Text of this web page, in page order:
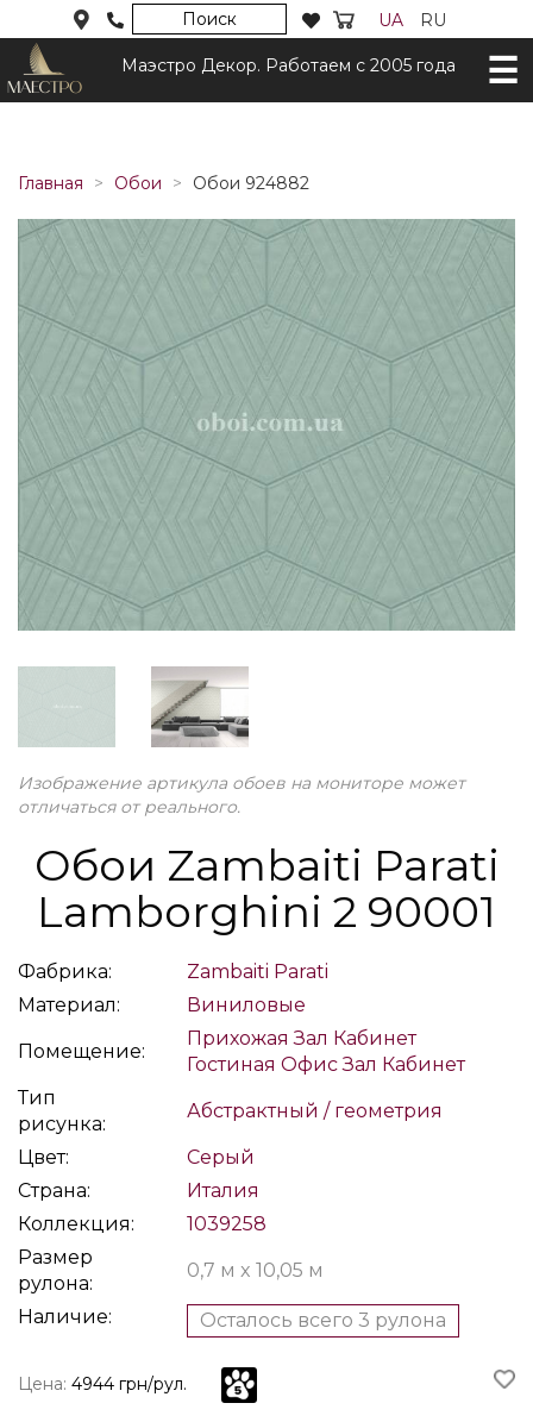
Поиск UA RU
Маэстро Декор. Работаем с 2005 года
Главная Обои Обои 924882
Изображение артикула обоев на мониторе может
отличаться от реального.
Обои Zambaiti Parati
Lamborghini 2 90001
Фабрика:
Zambaiti Parati
Материал:
Виниловые
Помещение:
Прихожая Зал Кабинет
Гостиная Офис Зал Кабинет
Тип
рисунка:
Абстрактный / геометрия
Цвет:
Серый
Страна:
Италия
Коллекция:
1039258
Размер
рулона:
0,7 м x 10,05 м
Наличие: Осталось всего 3 рулона
Цена: 4944 грн/рул.